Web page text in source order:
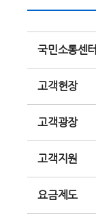
국민소통센터
고객헌장
고객광장
고객지원
요금제도